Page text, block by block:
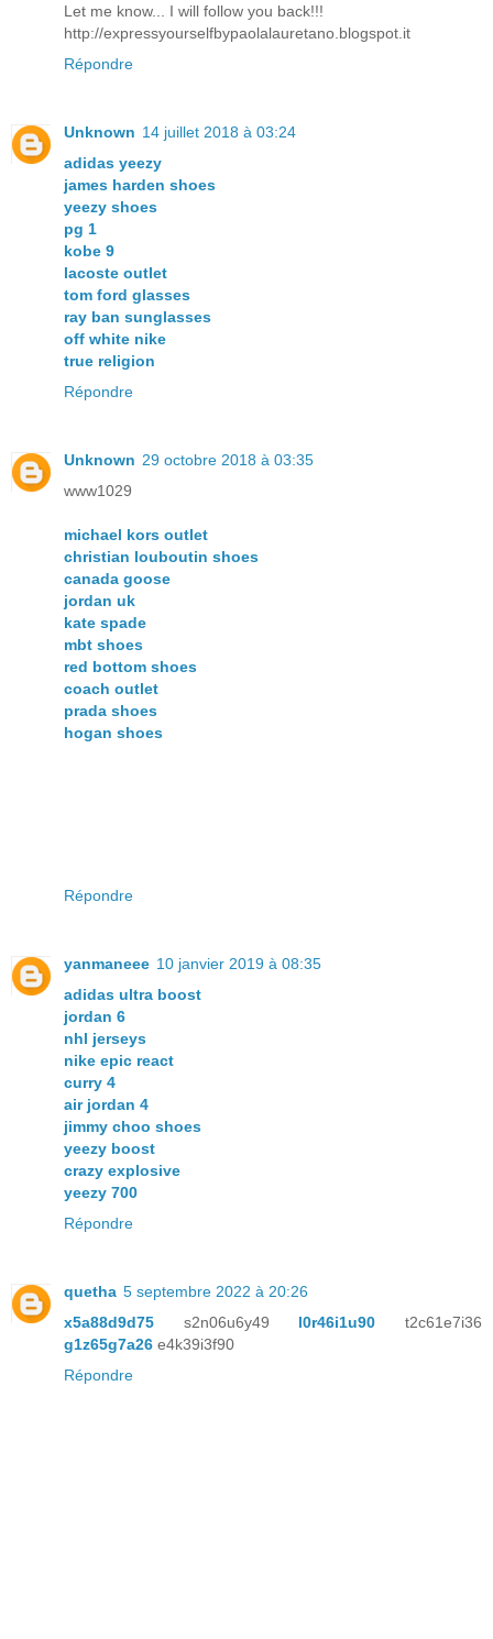
Let me know... I will follow you back!!!
http://expressyourselfbypaolalauretano.blogspot.it
Répondre
Unknown 14 juillet 2018 à 03:24
adidas yeezy
james harden shoes
yeezy shoes
pg 1
kobe 9
lacoste outlet
tom ford glasses
ray ban sunglasses
off white nike
true religion
Répondre
Unknown 29 octobre 2018 à 03:35
www1029
michael kors outlet
christian louboutin shoes
canada goose
jordan uk
kate spade
mbt shoes
red bottom shoes
coach outlet
prada shoes
hogan shoes
Répondre
yanmaneee 10 janvier 2019 à 08:35
adidas ultra boost
jordan 6
nhl jerseys
nike epic react
curry 4
air jordan 4
jimmy choo shoes
yeezy boost
crazy explosive
yeezy 700
Répondre
quetha 5 septembre 2022 à 20:26
x5a88d9d75 s2n06u6y49 l0r46i1u90 t2c61e7i36
g1z65g7a26 e4k39i3f90
Répondre